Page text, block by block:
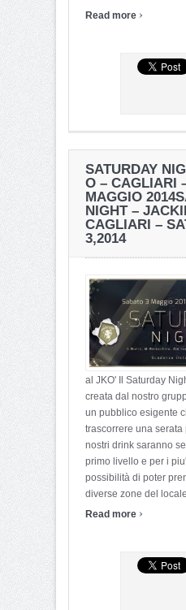
Read more ›
SATURDAY
O – CAGLIARI
MAGGIO 2014
NIGHT –
CAGLIARI –
3,2014
al JKO' Il Saturday
creata dal nostro
un pubblico esigente
trascorrere una serata
nostri drink saranno
primo livello e per i
possibilità di poter
diverse zone del
Read more ›